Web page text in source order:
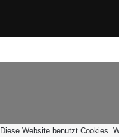
Diese Website benutzt Cookies.